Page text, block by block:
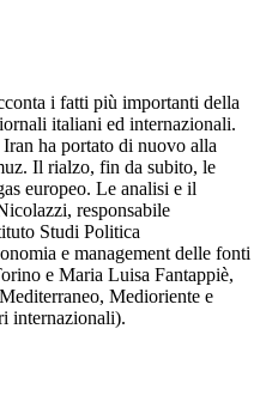
i fatti più importanti della
italiani ed internazionali.
ha portato di nuovo alla
Il rialzo, fin da subito, le
europeo. Le analisi e il
responsabile
Studi Politica
e management delle fonti
e Maria Luisa Fantappiè,
Medioriente e
internazionali).